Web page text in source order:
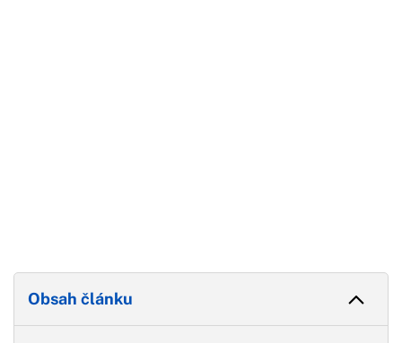
Obsah článku